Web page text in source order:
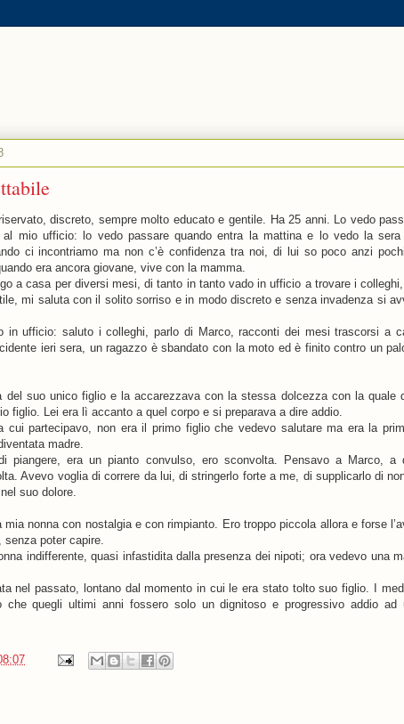
discreto, sempre molto educato e gentile. Ha 25 anni. Lo vedo
al mio ufficio: lo vedo passare quando entra la mattina e lo vedo la sera
ci incontriamo ma non c’è confidenza tra noi, di lui so poco anzi
era ancora giovane, vive con la mamma.
a casa per diversi mesi, di tanto in tanto vado in ufficio a trovare i
mi saluta con il solito sorriso e in modo discreto e senza invadenza si
in ufficio: saluto i colleghi, parlo di Marco, racconti dei mesi trascorsi a
ieri sera, un ragazzo è sbandato con la moto ed è finito contro un
del suo unico figlio e la accarezzava con la stessa dolcezza con la quale
figlio. Lei era lì accanto a quel corpo e si preparava a dire addio.
cui partecipavo, non era il primo figlio che vedevo salutare ma era la
madre.
piangere, era un pianto convulso, ero sconvolta. Pensavo a Marco, a
Avevo voglia di correre da lui, di stringerlo forte a me, di supplicarlo di
suo dolore.
mia nonna con nostalgia e con rimpianto. Ero troppo piccola allora e forse
senza poter capire.
indifferente, quasi infastidita dalla presenza dei nipoti; ora vedevo una
nel passato, lontano dal momento in cui le era stato tolto suo figlio. I
che quegli ultimi anni fossero solo un dignitoso e progressivo addio